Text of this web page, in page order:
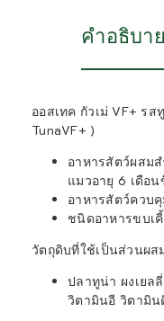
คำอธิบาย
ออสเทค กัวเม่ VF+ ร
TunaVF+ )
อาหารสัตว์ผสม
แมวอายุ 6 เดือ
อาหารสัตว์ควบ
ชนิดอาหารขบเ
วัตถุดิบที่ใช้เป็นส่วนผส
ปลาทูน่า ผงเยล
วิตามินอี วิตามิน